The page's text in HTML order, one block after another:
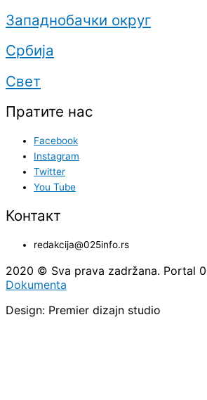
Западнобачки округ
Србија
Свет
Пратите нас
Facebook
Instagram
Twitter
You Tube
Контакт
redakcija@025info.rs
2020 © Sva prava zadržana. Portal
Dokumenta
Design: Premier dizajn studio